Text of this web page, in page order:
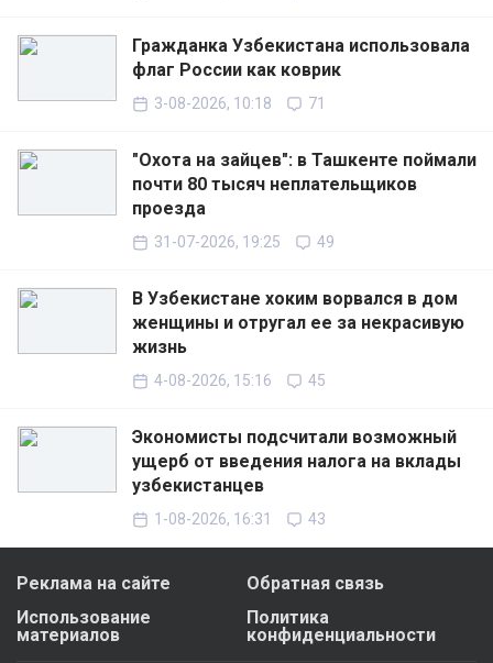
Гражданка Узбекистана использовала
флаг России как коврик
3-08-2026, 10:18 71
"Охота на зайцев": в Ташкенте поймали
почти 80 тысяч неплательщиков
проезда
31-07-2026, 19:25 49
В Узбекистане хоким ворвался в дом
женщины и отругал ее за некрасивую
жизнь
4-08-2026, 15:16 45
Экономисты подсчитали возможный
ущерб от введения налога на вклады
узбекистанцев
1-08-2026, 16:31 43
Реклама на сайте
Обратная связь
Использование
материалов
Политика
конфиденциальности